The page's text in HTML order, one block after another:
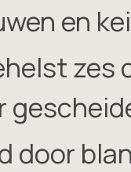
en
zes
door